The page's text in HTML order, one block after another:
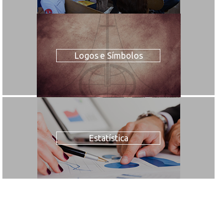
Logos e Símbolos
Estatística